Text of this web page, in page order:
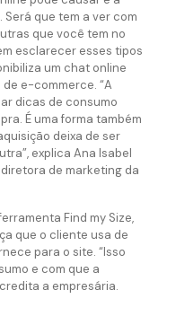
que tem a ver com
que você tem no
esclarecer esses tipos
um chat online
e-commerce. “A
dicas de consumo
É uma forma também
deixa de ser
explica Ana Isabel
de marketing da
Find my Size,
que o cliente usa de
para o site. “Isso
e com que a
a empresária.